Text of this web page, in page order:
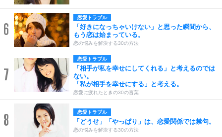
6
恋愛トラブル
「好きになっちゃいけない」と思った瞬間から、
もう恋は始まっている。
恋の悩みを解決する30の方法
7
恋愛トラブル
「相手が私を幸せにしてくれる」と考えるのでは
ない。
「私が相手を幸せにする」と考える。
恋愛に疲れたときの30の言葉
8 恋愛トラブル
「どうせ」「やっぱり」は、恋愛関係では禁句。
恋の悩みを解決する30の方法